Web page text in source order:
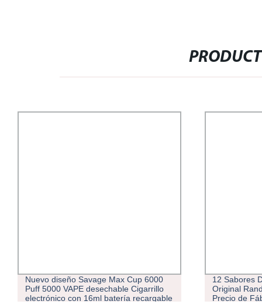
Nuevo diseño Savage Max Cup 6000
Puff 5000 VAPE desechable Cigarrillo
electrónico con 16ml batería recargable
12 Sabores
Original
Precio de